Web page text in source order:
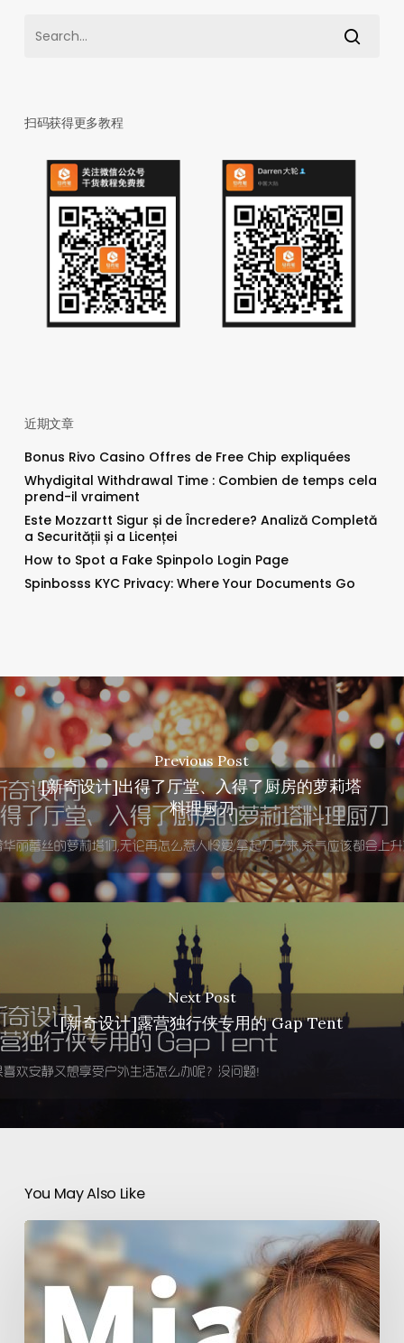
扫码获得更多教程
近期文章
Bonus Rivo Casino Offres de Free Chip expliquées
Whydigital Withdrawal Time : Combien de temps cela
prend-il vraiment
Este Mozzartt Sigur și de Încredere? Analiză Completă
a Securității și a Licenței
How to Spot a Fake Spinpolo Login Page
Spinbosss KYC Privacy: Where Your Documents Go
Previous Post
[新奇设计]出得了厅堂、入得了厨房的萝莉塔
料理厨刀
Next Post
[新奇设计]露营独行侠专用的 Gap Tent
You May Also Like